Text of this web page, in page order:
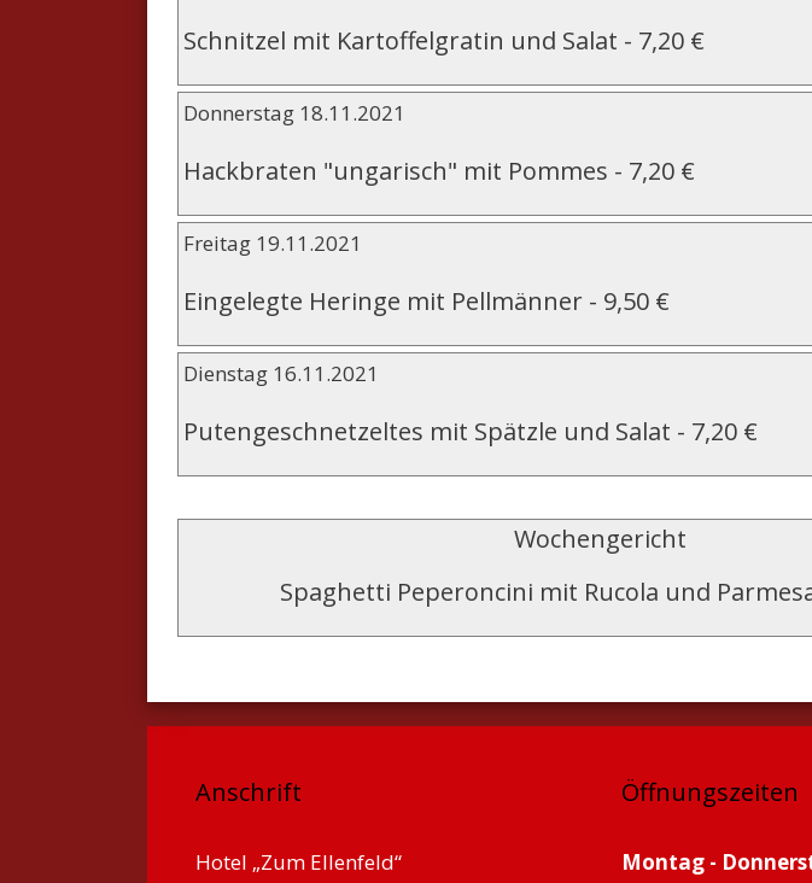
Schnitzel mit Kartoffelgratin und Salat - 7,20 €
Donnerstag 18.11.2021
Hackbraten "ungarisch" mit Pommes - 7,20 €
Freitag 19.11.2021
Eingelegte Heringe mit Pellmänner - 9,50 €
Dienstag 16.11.2021
Putengeschnetzeltes mit Spätzle und Salat - 7,20 €
Wochengericht
Spaghetti Peperoncini mit Rucola und
Anschrift
Hotel „Zum Ellenfeld“
Öffnungszeiten
Montag -